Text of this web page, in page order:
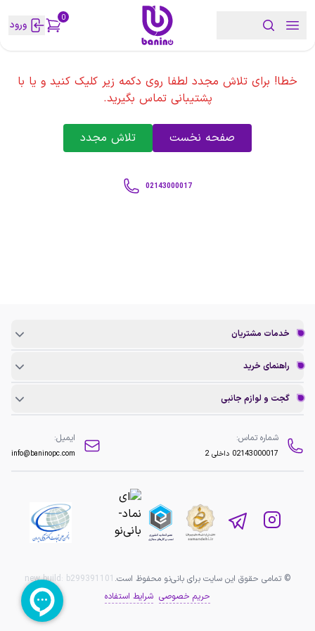
0 ورود
خطا! برای تلاش مجدد لطفا روی دکمه زیر کلیک کنید و یا با
پشتیبانی تماس بگیرید.
صفحه نخست تلاش مجدد
02143000017
خدمات مشتریان
راهنمای خرید
گجت و لوازم جانبی
شماره تماس:
02143000017 داخلی 2
ایمیل:
info@baninopc.com
© تمامی حقوق این سایت برای بانی‌نو محفوظ است. new build: b299391101
حریم خصوصی شرایط استفاده